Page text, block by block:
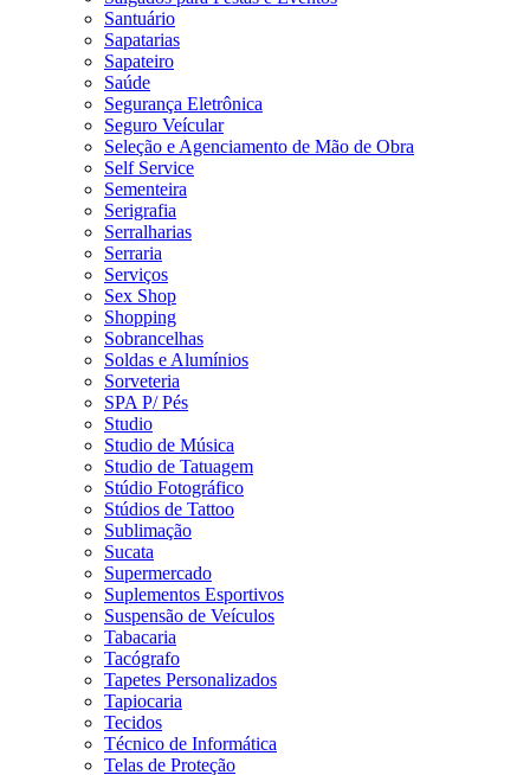
Santuário
Sapatarias
Sapateiro
Saúde
Segurança Eletrônica
Seguro Veícular
Seleção e Agenciamento de Mão de Obra
Self Service
Sementeira
Serigrafia
Serralharias
Serraria
Serviços
Sex Shop
Shopping
Sobrancelhas
Soldas e Alumínios
Sorveteria
SPA P/ Pés
Studio
Studio de Música
Studio de Tatuagem
Stúdio Fotográfico
Stúdios de Tattoo
Sublimação
Sucata
Supermercado
Suplementos Esportivos
Suspensão de Veículos
Tabacaria
Tacógrafo
Tapetes Personalizados
Tapiocaria
Tecidos
Técnico de Informática
Telas de Proteção